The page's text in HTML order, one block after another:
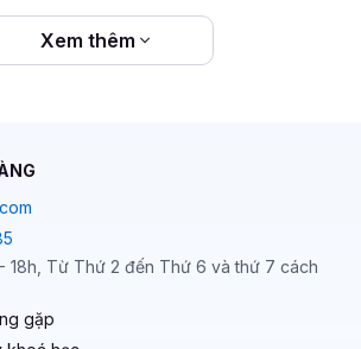
Xem thêm
18h, Từ Thứ 2 đến Thứ 6 và thứ 7 cách
gặp